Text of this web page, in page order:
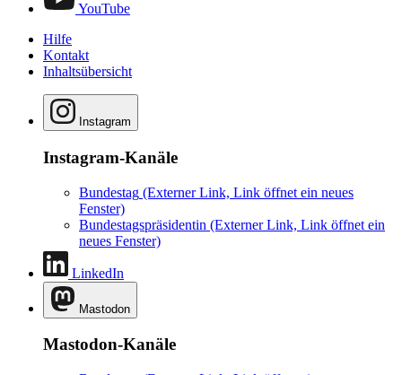
YouTube
Hilfe
Kontakt
Inhaltsübersicht
Instagram
Instagram-Kanäle
Bundestag (Externer Link, Link öffnet ein neues
Fenster)
Bundestagspräsidentin (Externer Link, Link öffnet ein
neues Fenster)
LinkedIn
Mastodon
Mastodon-Kanäle